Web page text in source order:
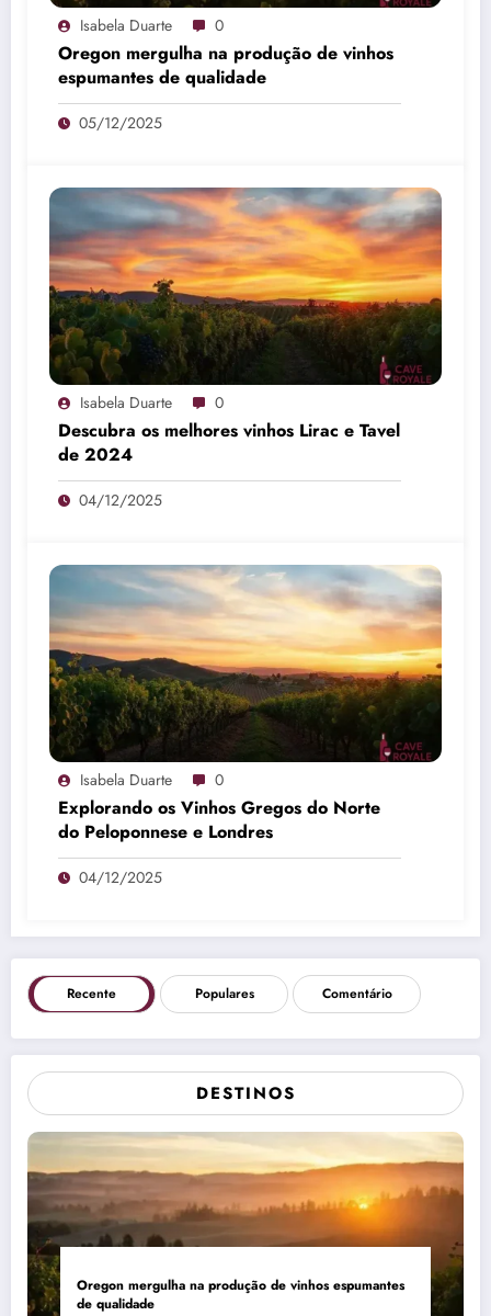
Isabela Duarte 0
Oregon mergulha na produção de vinhos
espumantes de qualidade
05/12/2025
Isabela Duarte 0
Descubra os melhores vinhos Lirac e Tavel
de 2024
04/12/2025
Isabela Duarte 0
Explorando os Vinhos Gregos do Norte
do Peloponnese e Londres
04/12/2025
Recente Populares Comentário
DESTINOS
Oregon mergulha na produção de vinhos espumantes
de qualidade